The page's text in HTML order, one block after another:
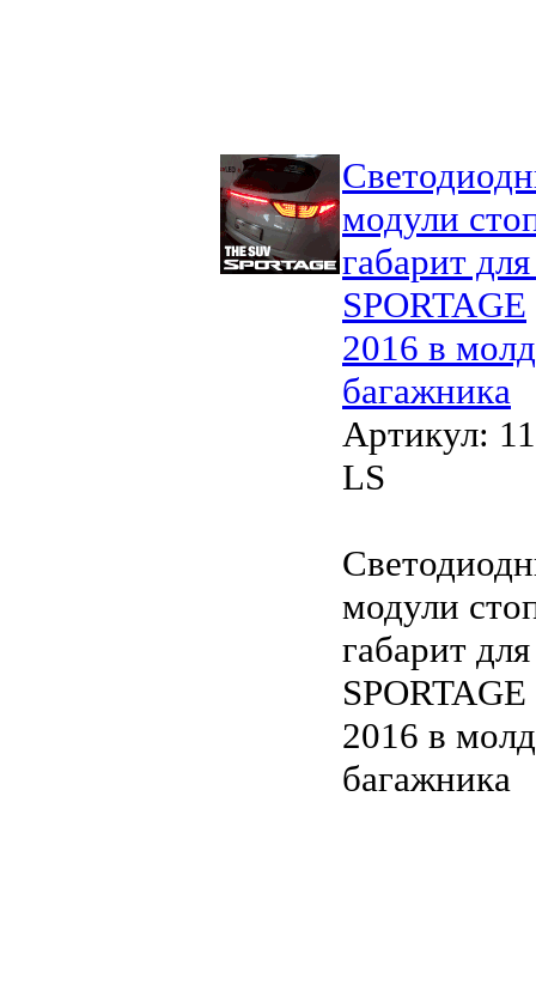
модули
габарит
SPORTAGE
2016 в
багажника
Артикул:
LS
модули
габарит
SPORTAGE
2016 в
багажника